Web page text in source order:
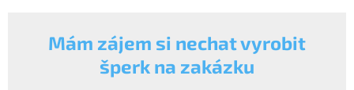
Mám zájem si nechat vyrobit
šperk na zakázku